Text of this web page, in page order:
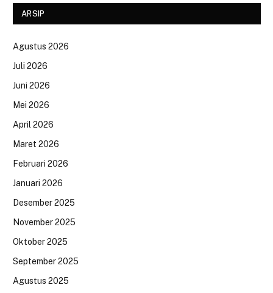
ARSIP
Agustus 2026
Juli 2026
Juni 2026
Mei 2026
April 2026
Maret 2026
Februari 2026
Januari 2026
Desember 2025
November 2025
Oktober 2025
September 2025
Agustus 2025